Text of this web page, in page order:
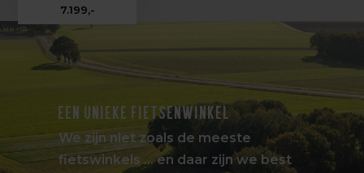
7.199,-
EEN UNIEKE FIETSENWINKEL
We zijn niet zoals de meeste
fietswinkels … en daar zijn we best